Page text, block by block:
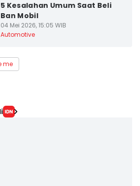
5 Kesalahan Umum Saat Beli
Ban Mobil
04 Mei 2026, 15:05 WIB
Automotive
me